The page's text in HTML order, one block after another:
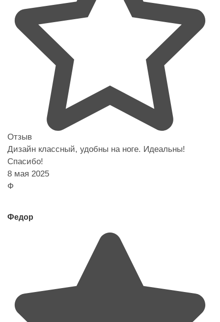
Отзыв
Дизайн классный, удобны на ноге. Идеальны!
Спасибо!
8 мая 2025
Ф
Федор